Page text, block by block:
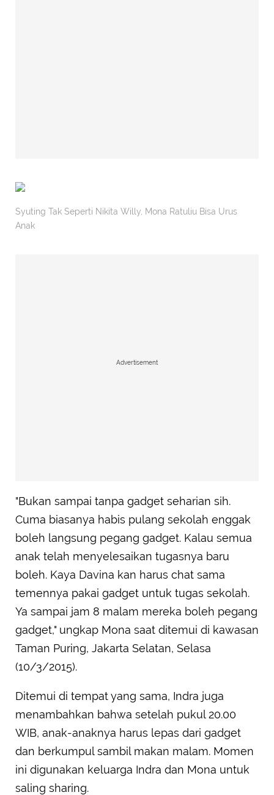
Syuting Tak Seperti Nikita Willy, Mona Ratuliu Bisa Urus
Anak
Advertisement
"Bukan sampai tanpa gadget seharian sih.
Cuma biasanya habis pulang sekolah enggak
boleh langsung pegang gadget. Kalau semua
anak telah menyelesaikan tugasnya baru
boleh. Kaya Davina kan harus chat sama
temennya pakai gadget untuk tugas sekolah.
Ya sampai jam 8 malam mereka boleh pegang
gadget," ungkap Mona saat ditemui di kawasan
Taman Puring, Jakarta Selatan, Selasa
(10/3/2015).
Ditemui di tempat yang sama, Indra juga
menambahkan bahwa setelah pukul 20.00
WIB, anak-anaknya harus lepas dari gadget
dan berkumpul sambil makan malam. Momen
ini digunakan keluarga Indra dan Mona untuk
saling sharing.